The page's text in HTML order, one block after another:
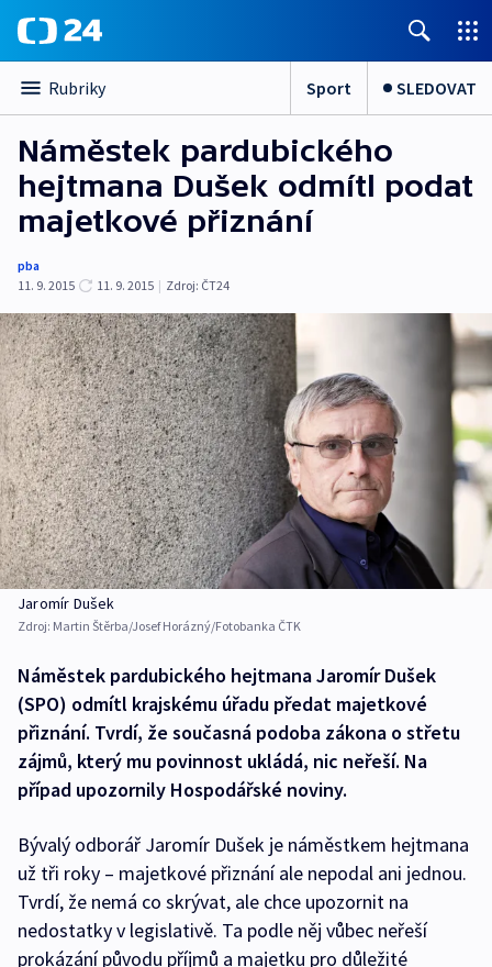
Rubriky Sport SLEDOVAT
Náměstek pardubického
hejtmana Dušek odmítl podat
majetkové přiznání
pba
11. 9. 2015
11. 9. 2015 | Zdroj: ČT24
Jaromír Dušek
Zdroj: Martin Štěrba/Josef Horázný/Fotobanka ČTK
Náměstek pardubického hejtmana Jaromír Dušek
(SPO) odmítl krajskému úřadu předat majetkové
přiznání. Tvrdí, že současná podoba zákona o střetu
zájmů, který mu povinnost ukládá, nic neřeší. Na
případ upozornily Hospodářské noviny.
Bývalý odborář Jaromír Dušek je náměstkem hejtmana
už tři roky – majetkové přiznání ale nepodal ani jednou.
Tvrdí, že nemá co skrývat, ale chce upozornit na
nedostatky v legislativě. Ta podle něj vůbec neřeší
prokázání původu příjmů a majetku pro důležité